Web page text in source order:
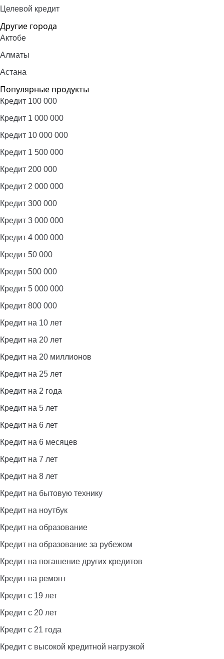
Целевой кредит
Другие города
Актобе
Алматы
Астана
Популярные продукты
Кредит 100 000
Кредит 1 000 000
Кредит 10 000 000
Кредит 1 500 000
Кредит 200 000
Кредит 2 000 000
Кредит 300 000
Кредит 3 000 000
Кредит 4 000 000
Кредит 50 000
Кредит 500 000
Кредит 5 000 000
Кредит 800 000
Кредит на 10 лет
Кредит на 20 лет
Кредит на 20 миллионов
Кредит на 25 лет
Кредит на 2 года
Кредит на 5 лет
Кредит на 6 лет
Кредит на 6 месяцев
Кредит на 7 лет
Кредит на 8 лет
Кредит на бытовую технику
Кредит на ноутбук
Кредит на образование
Кредит на образование за рубежом
Кредит на погашение других кредитов
Кредит на ремонт
Кредит с 19 лет
Кредит с 20 лет
Кредит с 21 года
Кредит с высокой кредитной нагрузкой